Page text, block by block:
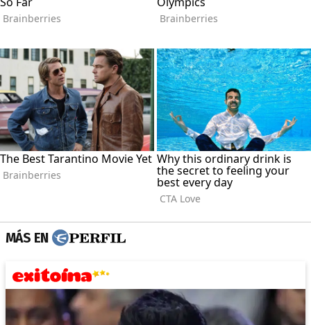
MÁS EN